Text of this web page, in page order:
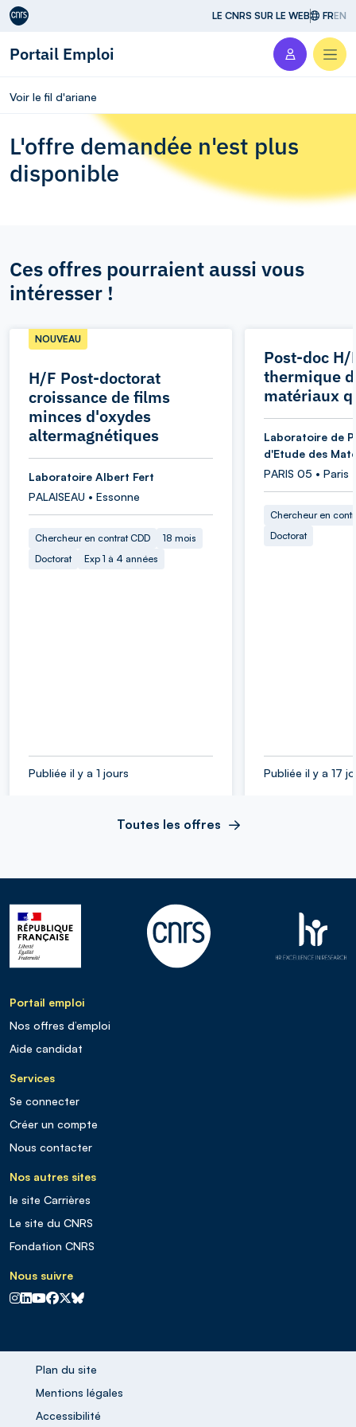
Aller au contenu LE CNRS SUR LE WEB FREN
Portail Emploi
Voir le fil d'ariane
L'offre demandée n'est plus
disponible
Ces offres pourraient aussi vous
intéresser !
H/F Post-doctorat
croissance de films
minces d'oxydes
altermagnétiques
NOUVEAU
Laboratoire Albert Fert
PALAISEAU • Essonne
Chercheur en contrat CDD
18 mois
Doctorat
Exp 1 à 4 années
Publiée il y a 1 jours
Post-doc
thermique
matériaux
Laboratoire de
d'Etude des
PARIS 05 • Paris
Chercheur en
Doctorat
Publiée il y a 17
Toutes les offres
Portail emploi
Nos offres d’emploi
Aide candidat
Services
Se connecter
Créer un compte
Nous contacter
Nos autres sites
le site Carrières
Le site du CNRS
Fondation CNRS
Nous suivre
CNRS sur Instagram
CNRS sur Linkedin
CNRS sur Youtube
CNRS sur Facebook
CNRS sur X
CNRS sur Blus sky
Plan du site
Mentions légales
Accessibilité